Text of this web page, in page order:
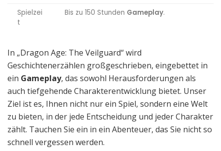
Spielzei
t
Bis zu 150 Stunden Gameplay.
In „Dragon Age: The Veilguard“ wird
Geschichtenerzählen großgeschrieben, eingebettet in
ein Gameplay, das sowohl Herausforderungen als
auch tiefgehende Charakterentwicklung bietet. Unser
Ziel ist es, Ihnen nicht nur ein Spiel, sondern eine Welt
zu bieten, in der jede Entscheidung und jeder Charakter
zählt. Tauchen Sie ein in ein Abenteuer, das Sie nicht so
schnell vergessen werden.